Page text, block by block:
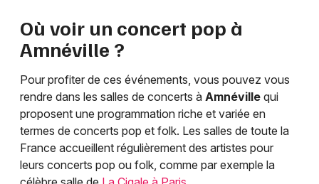
Où voir un concert pop à
Amnéville ?
Pour profiter de ces événements, vous pouvez vous
rendre dans les salles de concerts à Amnéville qui
proposent une programmation riche et variée en
termes de concerts pop et folk. Les salles de toute la
France accueillent régulièrement des artistes pour
leurs concerts pop ou folk, comme par exemple la